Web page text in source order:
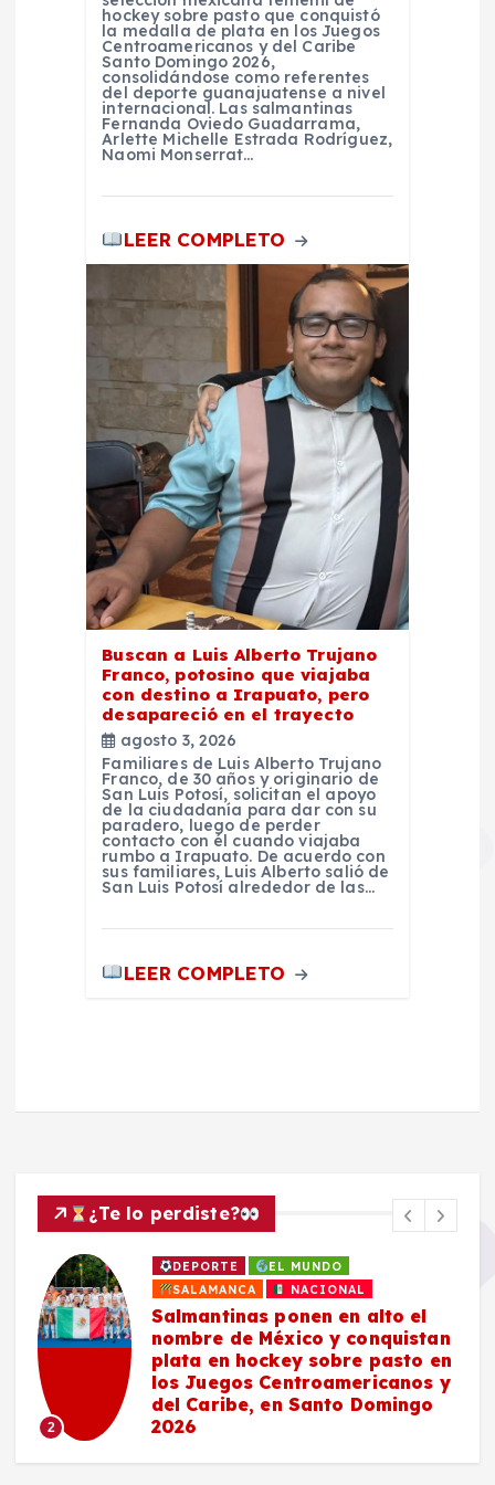
hockey sobre pasto que conquistó
la medalla de plata en los Juegos
Centroamericanos y del Caribe
Santo Domingo 2026,
consolidándose como referentes
del deporte guanajuatense a nivel
internacional. Las salmantinas
Fernanda Oviedo Guadarrama,
Arlette Michelle Estrada Rodríguez,
Naomi Monserrat…
LEER COMPLETO
Buscan a Luis Alberto Trujano
Franco, potosino que viajaba
con destino a Irapuato, pero
desapareció en el trayecto
agosto 3, 2026
Familiares de Luis Alberto Trujano
Franco, de 30 años y originario de
San Luis Potosí, solicitan el apoyo
de la ciudadanía para dar con su
paradero, luego de perder
contacto con él cuando viajaba
rumbo a Irapuato. De acuerdo con
sus familiares, Luis Alberto salió de
San Luis Potosí alrededor de las…
LEER COMPLETO
¿Te lo perdiste?
2
DEPORTE
EL MUNDO
SALAMANCA
NACIONAL
Salmantinas ponen en alto el
nombre de México y conquistan
plata en hockey sobre pasto en
los Juegos Centroamericanos y
del Caribe, en Santo Domingo
2026